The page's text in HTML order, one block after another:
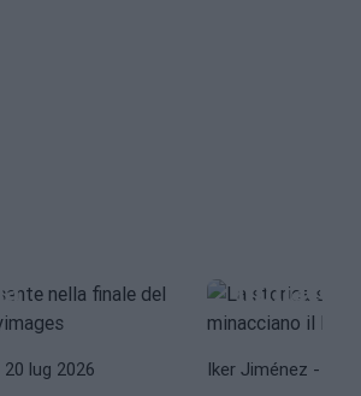
20 lug 2026
Iker Jiménez - 15